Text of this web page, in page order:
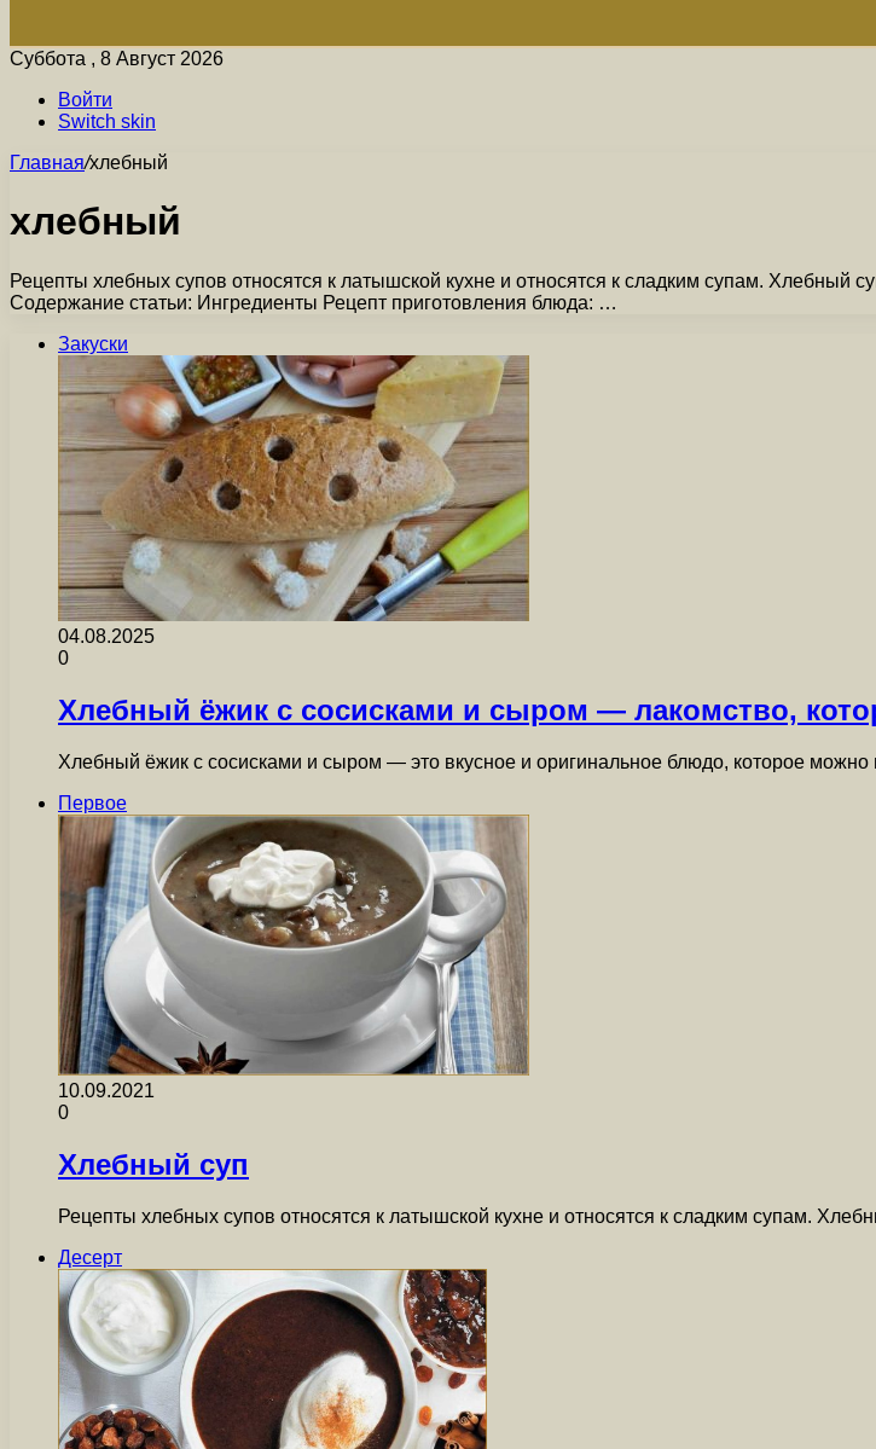
Суббота , 8 Август 2026
Войти
Switch skin
Главная/хлебный
хлебный
Рецепты хлебных супов относятся к латышской кухне и относятся к сладким супам.
Содержание статьи: Ингредиенты Рецепт приготовления блюда: …
Закуски
04.08.2025
0
Хлебный ёжик с сосисками и сыром — лакомство,
Хлебный ёжик с сосисками и сыром — это вкусное и оригинальное блюдо, которое
Первое
10.09.2021
0
Хлебный суп
Рецепты хлебных супов относятся к латышской кухне и относятся к сладким супам.
Десерт